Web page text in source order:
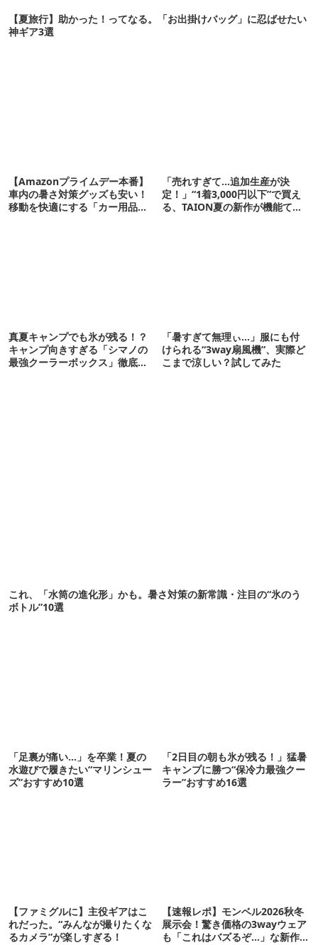
【夏旅行】助かった！ってなる。「お出掛けバッグ」に忍ばせたい
神ギア3選
【Amazonプライムデー本番】
車内の暑さ対策グッズも安い！
移動を快適にする「カー用品」
「売れすぎて…追加生産が決
定！」“1着3,000円以下”で買え
る、TAION夏の新作が機能てん
真夏キャンプでも氷が残る！？
キャンプ向きすぎる「シマノの
最強クーラーボックス」徹底解
「暑すぎて無理ぃ…」服にも付
けられる“3way扇風機”、実際ど
こまで涼しい？試してみた
これ、「水筒の進化形」かも。暑さ対策の新常識・注目の“氷のう
ボトル”10選
「足裏が痛い…」を卒業！夏の
水遊びで履きたい“マリンシュー
ズ”おすすめ10選
「2日目の朝も氷が残る！」猛暑
キャンプに勝つ“保冷力最強クー
ラー”おすすめ16選
【ファミグルに】主役ギアはこ
れだった。“みんなが撮りたくな
るカメラ”が楽しすぎる！
【速報レポ】モンベル2026秋冬
展示会！驚き価格の3wayウェア
も「これはバズるぞ…」な新作